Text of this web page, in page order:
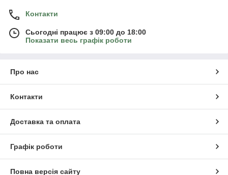
Контакти
Сьогодні працює з 09:00 до 18:00
Показати весь графік роботи
Про нас
Контакти
Доставка та оплата
Графік роботи
Повна версія сайту